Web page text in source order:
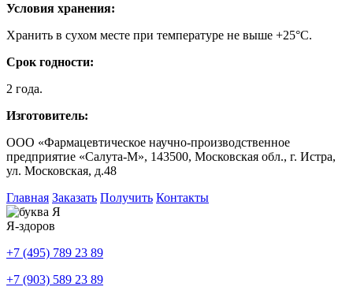
Условия хранения:
Хранить в сухом месте при температуре не выше +25°С.
Срок годности:
2 года.
Изготовитель:
ООО «Фармацевтическое научно-производственное
предприятие «Салута-М», 143500, Московская обл., г. Истра,
ул. Московская, д.48
Главная Заказать Получить Контакты
Я-здоров
+7 (495) 789 23 89
+7 (903) 589 23 89